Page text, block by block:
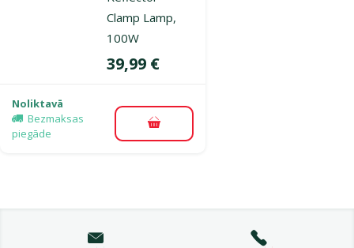
Clamp Lamp,
100W
Cena
39,99 €
Noliktavā
Bezmaksas
piegāde
Pievienot grozam